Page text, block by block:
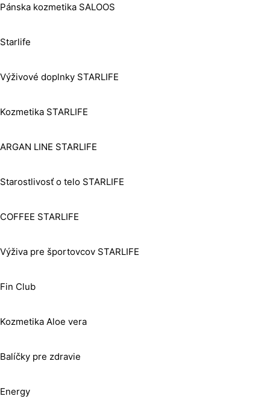
Pánska kozmetika SALOOS
Starlife
Výživové doplnky STARLIFE
Kozmetika STARLIFE
ARGAN LINE STARLIFE
Starostlivosť o telo STARLIFE
COFFEE STARLIFE
Výživa pre športovcov STARLIFE
Fin Club
Kozmetika Aloe vera
Balíčky pre zdravie
Energy